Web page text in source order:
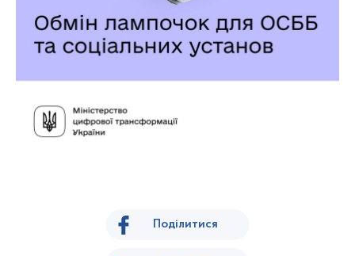
Поділитися